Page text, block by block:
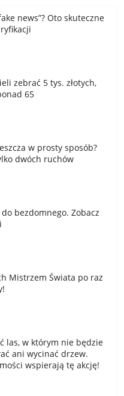
news”? Oto skuteczne
zebrać 5 tys. złotych,
65
w prosty sposób?
dwóch ruchów
bezdomnego. Zobacz
Mistrzem Świata po raz
las, w którym nie będzie
ani wycinać drzew.
wspierają tę akcję!